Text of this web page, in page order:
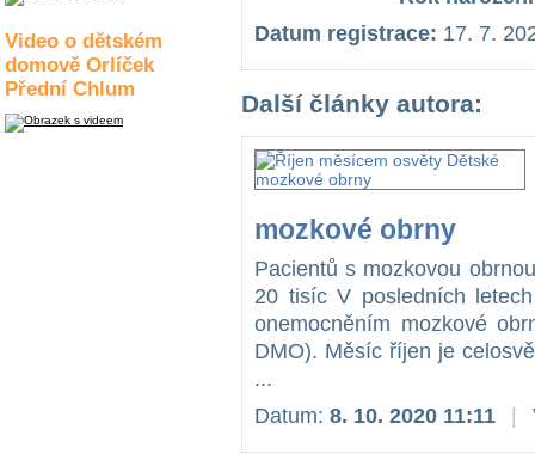
Video o dětském
domově Orlíček
Přední Chlum
Datum registrace: 17. 7.
Další články autora:
mozkové obrny
Pacientů s mozkovou
20 tisíc V posledních
onemocněním mozkové
DMO). Měsíc říjen je
...
Datum: 8. 10. 2020 11:11